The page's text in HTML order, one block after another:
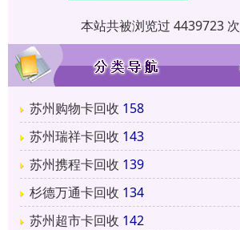
本站共被浏览过 4439723 次
苏州购物卡回收 158
苏州瑞祥卡回收 143
苏州携程卡回收 139
杉德万通卡回收 134
苏州超市卡回收 142